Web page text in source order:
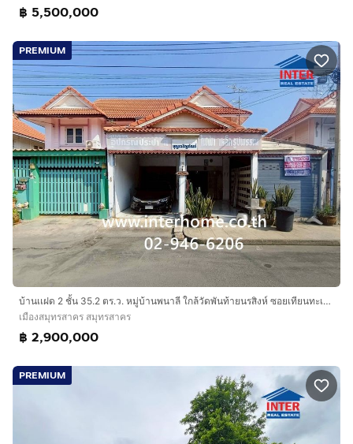
฿ 5,500,000
PREMIUM
บ้านเเฝด 2 ชั้น 35.2 ตร.ว. หมู่บ้านพนาลี ใกล้วัดพันท้ายนรสิงห์ ซอยเทียนทะเล32 ถนนบางขุนเทียน-ชายทะเล ถนนพระราม2 เมืองสมุทรสาคร สมุทรสาคร
เมืองสมุทรสาคร สมุทรสาคร
฿ 2,900,000
PREMIUM